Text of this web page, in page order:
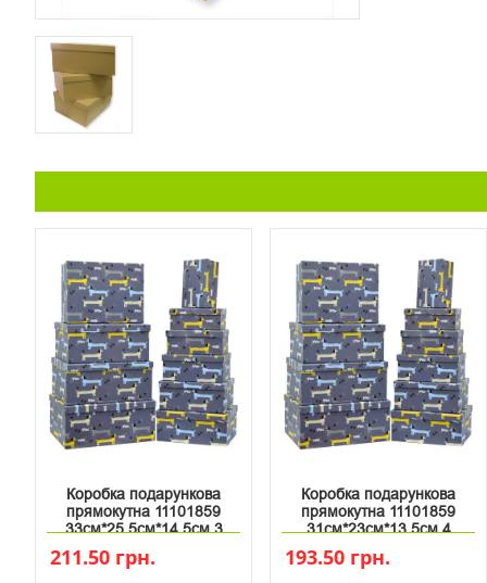
Коробка подарункова
прямокутна 11101859
33см*25.5см*14.5см 3
211.50 грн.
Коробка подарункова
прямокутна 11101859
31см*23см*13.5см 4
193.50 грн.